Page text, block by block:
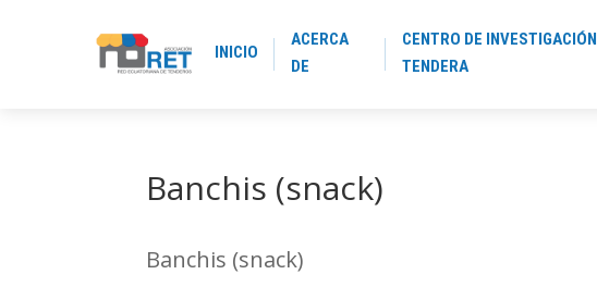
INICIO
ACERCA
DE
CENTRO DE INVESTIGACIÓN
TENDERA
Banchis (snack)
Banchis (snack)